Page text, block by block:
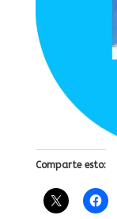
Comparte esto: